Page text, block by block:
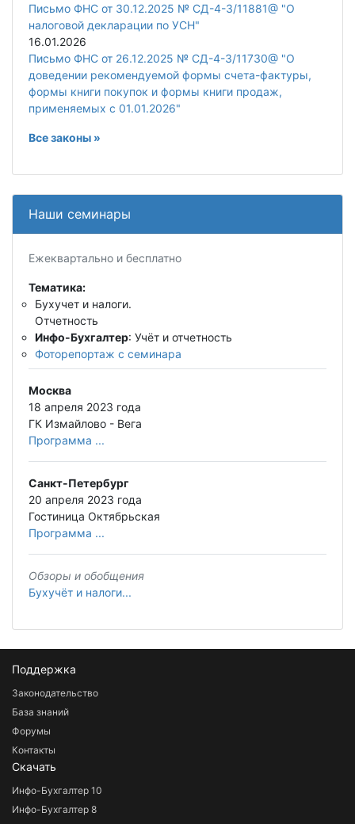
Письмо ФНС от 30.12.2025 № СД-4-3/11881@ "О
налоговой декларации по УСН"
16.01.2026
Письмо ФНС от 26.12.2025 № СД-4-3/11730@ "О
доведении рекомендуемой формы счета-фактуры,
формы книги покупок и формы книги продаж,
применяемых с 01.01.2026"
Все законы »
Наши семинары
Ежеквартально и бесплатно
Тематика:
Бухучет и налоги.
Отчетность
Инфо-Бухгалтер: Учёт и отчетность
Фоторепортаж с семинара
Москва
18 апреля 2023 года
ГК Измайлово - Вега
Программа ...
Санкт-Петербург
20 апреля 2023 года
Гостиница Октябрьская
Программа ...
Обзоры и обобщения
Бухучёт и налоги...
Поддержка
Законодательство
База знаний
Форумы
Контакты
Скачать
Инфо-Бухгалтер 10
Инфо-Бухгалтер 8